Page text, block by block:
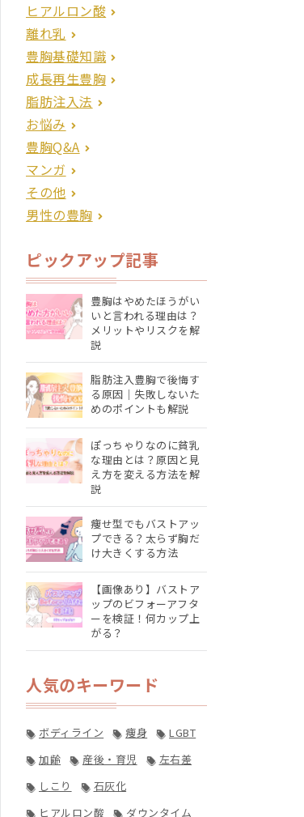
ヒアルロン酸
離れ乳
豊胸基礎知識
成長再生豊胸
脂肪注入法
お悩み
豊胸Q&A
マンガ
その他
男性の豊胸
ピックアップ記事
豊胸はやめたほうがい
いと言われる理由は？
メリットやリスクを解
説
脂肪注入豊胸で後悔す
る原因｜失敗しないた
めのポイントも解説
ぽっちゃりなのに貧乳
な理由とは？原因と見
え方を変える方法を解
説
痩せ型でもバストアッ
プできる？太らず胸だ
け大きくする方法
【画像あり】バストア
ップのビフォーアフタ
ーを検証！何カップ上
がる？
人気のキーワード
ボディライン 痩身
LGBT
加齢
産後・育児
左右差
しこり
石灰化
ヒアルロン酸
ダウンタイム